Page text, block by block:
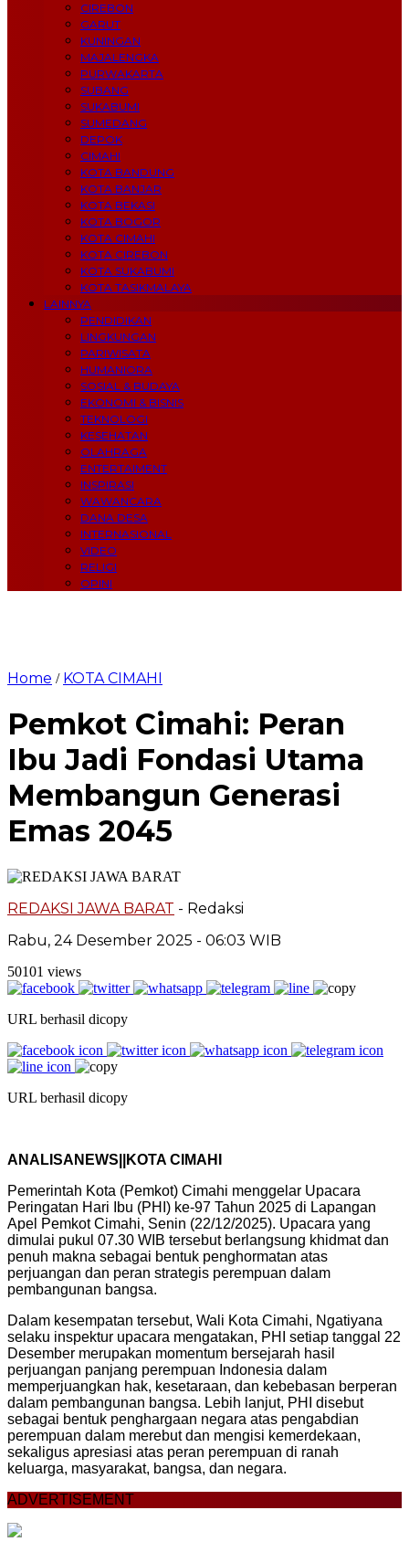
CIREBON
GARUT
KUNINGAN
MAJALENGKA
PURWAKARTA
SUBANG
SUKABUMI
SUMEDANG
DEPOK
CIMAHI
KOTA BANDUNG
KOTA BANJAR
KOTA BEKASI
KOTA BOGOR
KOTA CIMAHI
KOTA CIREBON
KOTA SUKABUMI
KOTA TASIKMALAYA
LAINNYA
PENDIDIKAN
LINGKUNGAN
PARIWISATA
HUMANIORA
SOSIAL & BUDAYA
EKONOMI & BISNIS
TEKNOLOGI
KESEHATAN
OLAHRAGA
ENTERTAIMENT
INSPIRASI
WAWANCARA
DANA DESA
INTERNASIONAL
VIDEO
RELIGI
OPINI
Home / KOTA CIMAHI
Pemkot Cimahi: Peran
Ibu Jadi Fondasi Utama
Membangun Generasi
Emas 2045
REDAKSI JAWA BARAT - Redaksi
Rabu, 24 Desember 2025 - 06:03 WIB
50101 views
URL berhasil dicopy
URL berhasil dicopy
ANALISANEWS||KOTA CIMAHI
Pemerintah Kota (Pemkot) Cimahi menggelar Upacara
Peringatan Hari Ibu (PHI) ke-97 Tahun 2025 di Lapangan
Apel Pemkot Cimahi, Senin (22/12/2025). Upacara yang
dimulai pukul 07.30 WIB tersebut berlangsung khidmat dan
penuh makna sebagai bentuk penghormatan atas
perjuangan dan peran strategis perempuan dalam
pembangunan bangsa.
Dalam kesempatan tersebut, Wali Kota Cimahi, Ngatiyana
selaku inspektur upacara mengatakan, PHI setiap tanggal 22
Desember merupakan momentum bersejarah hasil
perjuangan panjang perempuan Indonesia dalam
memperjuangkan hak, kesetaraan, dan kebebasan berperan
dalam pembangunan bangsa. Lebih lanjut, PHI disebut
sebagai bentuk penghargaan negara atas pengabdian
perempuan dalam merebut dan mengisi kemerdekaan,
sekaligus apresiasi atas peran perempuan di ranah
keluarga, masyarakat, bangsa, dan negara.
ADVERTISEMENT